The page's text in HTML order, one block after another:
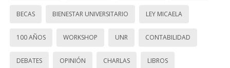
BECAS BIENESTAR UNIVERSITARIO LEY MICAELA
100 AÑOS WORKSHOP UNR CONTABILIDAD
DEBATES OPINIÓN CHARLAS LIBROS